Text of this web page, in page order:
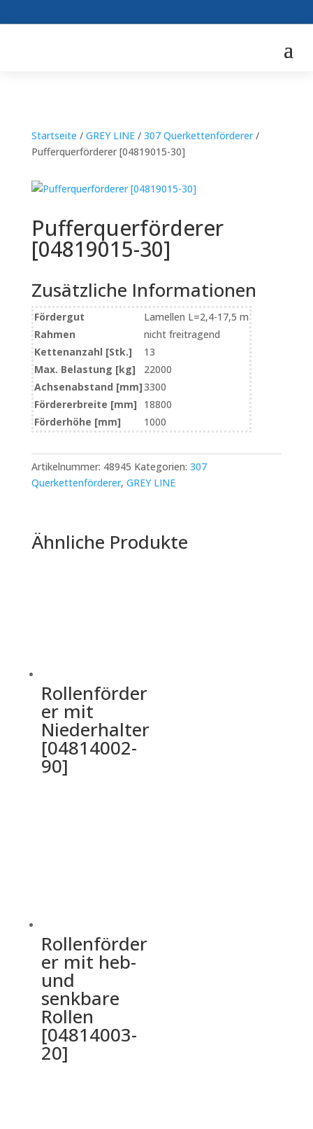
Startseite / GREY LINE/ 307 Querkettenförderer/
Pufferquerförderer [04819015-30]
Pufferquerförderer
[04819015-30]
Zusätzliche Informationen
Fördergut
Lamellen L=2,4-17,5 m
Rahmen
nicht freitragend
Kettenanzahl [Stk.]
13
Max. Belastung [kg]
22000
Achsenabstand [mm]3300
Fördererbreite [mm]
18800
Förderhöhe [mm]
1000
Artikelnummer: 48945 Kategorien: 307
Querkettenförderer, GREY LINE
Ähnliche Produkte
Rollenförder
er mit
Niederhalter
[04814002-
90]
Rollenförder
er mit heb-
und
senkbare
Rollen
[04814003-
20]